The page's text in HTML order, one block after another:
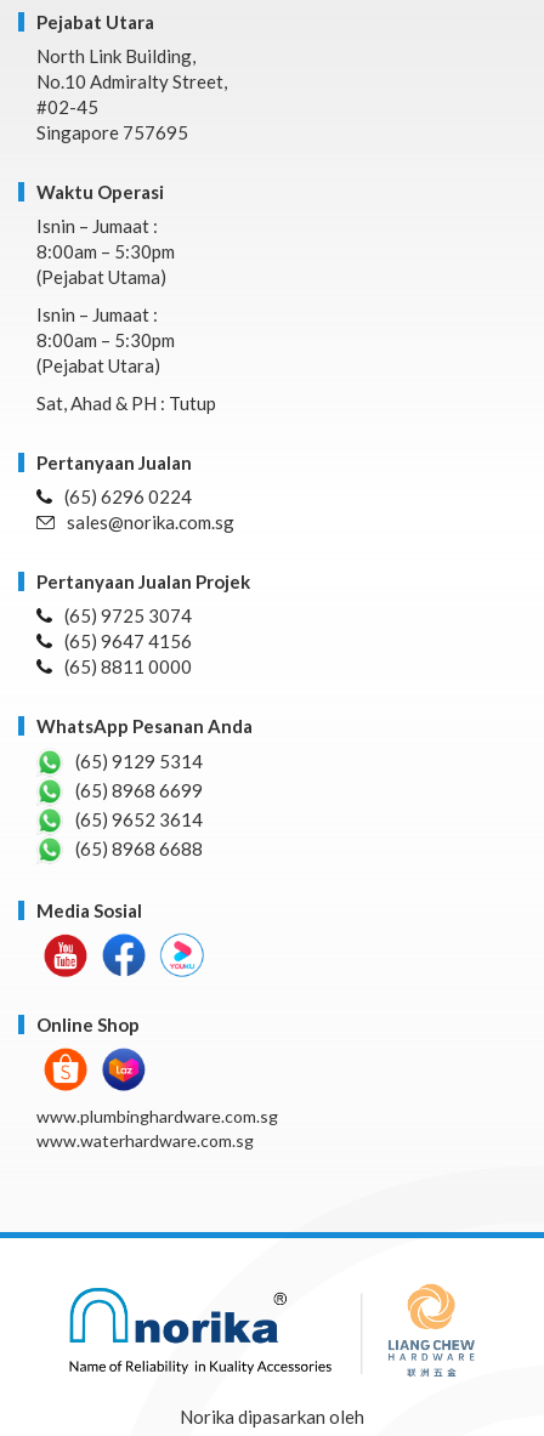
Pejabat Utara
North Link Building,
No.10 Admiralty Street,
#02-45
Singapore 757695
Waktu Operasi
Isnin – Jumaat :
8:00am – 5:30pm
(Pejabat Utama)
Isnin – Jumaat :
8:00am – 5:30pm
(Pejabat Utara)
Sat, Ahad & PH : Tutup
Pertanyaan Jualan
(65) 6296 0224
sales@norika.com.sg
Pertanyaan Jualan Projek
(65) 9725 3074
(65) 9647 4156
(65) 8811 0000
WhatsApp Pesanan Anda
(65) 9129 5314
(65) 8968 6699
(65) 9652 3614
(65) 8968 6688
Media Sosial
Online Shop
www.plumbinghardware.com.sg
www.waterhardware.com.sg
Norika dipasarkan oleh